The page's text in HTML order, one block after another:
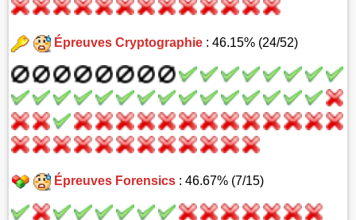
Épreuves Cryptographie: 46.15% (24/52)
Épreuves Forensics: 46.67% (7/15)